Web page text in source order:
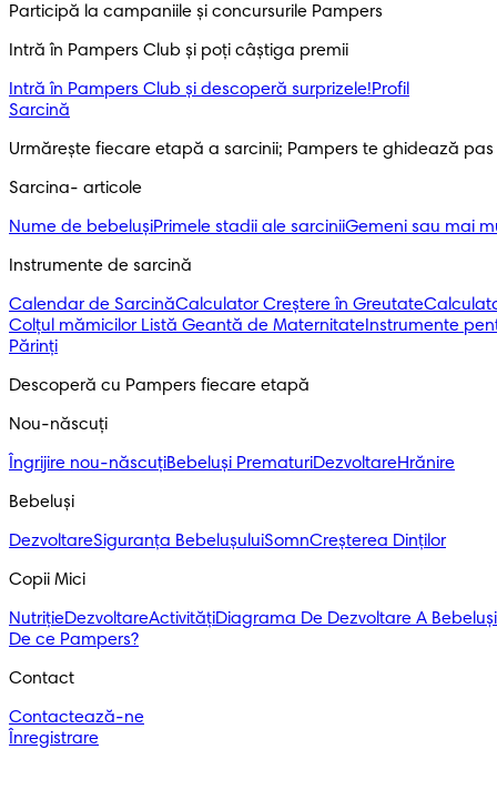
Participă la campaniile și concursurile Pampers
Intră în Pampers Club și poți câștiga premii
Intră în Pampers Club și descoperă surprizele!​Profil
Sarcină
Urmărește fiecare etapă a sarcinii; Pampers te ghidează
Sarcina- articole
Nume de bebelușiPrimele stadii ale sarciniiGemeni sau mai
Instrumente de sarcină
Calendar de SarcinăCalculator Creștere în Greutate
Colțul mămicilor Listă Geantă de Maternitate Instrumente
Părinți
Descoperă cu Pampers fiecare etapă
Nou-născuți
Îngrijire nou-născuțiBebeluși PrematuriDezvoltareHrănire
Bebeluși
DezvoltareSiguranța BebelușuluiSomnCreșterea Dinților
Copii Mici
NutrițieDezvoltareActivitățiDiagrama De Dezvoltare A
De ce Pampers?
Contact
Contactează-ne
Înregistrare